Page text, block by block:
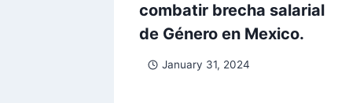
combatir brecha salarial
de Género en Mexico.
January 31, 2024